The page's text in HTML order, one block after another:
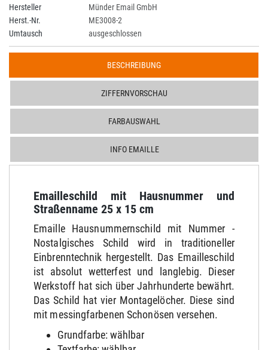
Hersteller
Münder Email GmbH
Herst.-Nr.
ME3008-2
Umtausch
ausgeschlossen
BESCHREIBUNG
ZIFFERNVORSCHAU
FARBAUSWAHL
INFO EMAILLE
Emailleschild mit Hausnummer und
Straßenname 25 x 15 cm
Emaille Hausnummernschild mit Nummer -
Nostalgisches Schild wird in traditioneller
Einbrenntechnik hergestellt. Das Emailleschild
ist absolut wetterfest und langlebig. Dieser
Werkstoff hat sich über Jahrhunderte bewährt.
Das Schild hat vier Montagelöcher. Diese sind
mit messingfarbenen Schonösen versehen.
Grundfarbe: wählbar